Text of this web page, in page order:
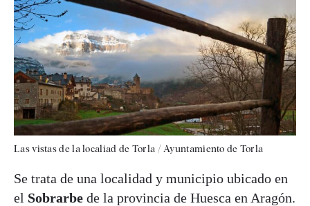
Las vistas de la localiad de Torla / Ayuntamiento de Torla
Se trata de una localidad y municipio ubicado en
el Sobrarbe de la provincia de Huesca en Aragón.